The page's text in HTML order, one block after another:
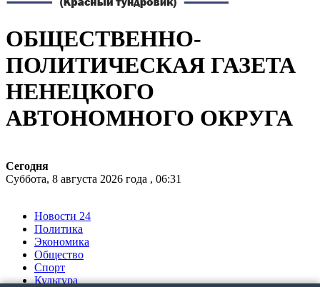
ОБЩЕСТВЕННО-
ПОЛИТИЧЕСКАЯ ГАЗЕТА
НЕНЕЦКОГО
АВТОНОМНОГО ОКРУГА
Сегодня
Суббота, 8 августа 2026 года , 06:31
Новости 24
Политика
Экономика
Общество
Спорт
Культура